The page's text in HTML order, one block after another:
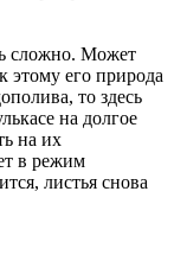
сложно. Может
этому его природа
то здесь
на долгое
на их
в режим
листья снова